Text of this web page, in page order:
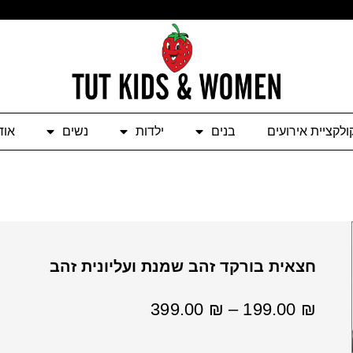
אירועים בנים ילדות נשים
חצאית בורקד זהב שמנת ועליונית זהב
199.00 ₪
–
399.00 ₪
טווח